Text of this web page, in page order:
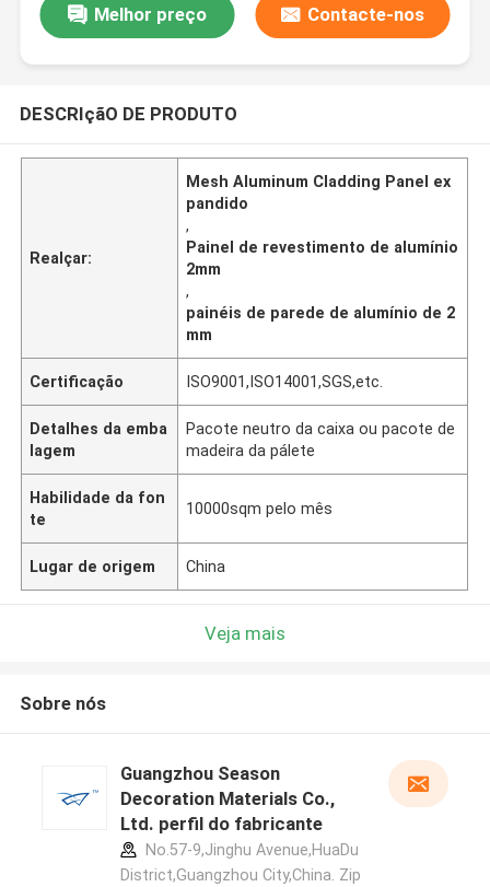
Melhor preço Contacte-nos
DESCRIçãO DE PRODUTO
Realçar:
Mesh Aluminum Cladding Panel ex
pandido
,
Painel de revestimento de alumínio
2mm
,
painéis de parede de alumínio de 2
mm
Certificação ISO9001,ISO14001,SGS,etc.
Detalhes da emba
lagem
Pacote neutro da caixa ou pacote de
madeira da pálete
Habilidade da fon
te
10000sqm pelo mês
Lugar de origem China
Veja mais
Sobre nós
Guangzhou Season
Decoration Materials Co.,
Ltd. perfil do fabricante
No.57-9,Jinghu Avenue,HuaDu
District,Guangzhou City,China. Zip